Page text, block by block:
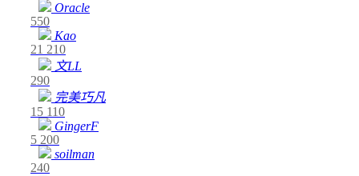
Oracle
550
Kao
21 210
文LL
290
完美巧凡
15 110
GingerF
5 200
soilman
240